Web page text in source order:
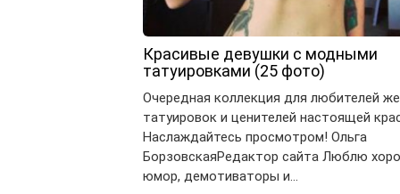
Красивые девушки с модными
татуировками (25 фото)
Очередная коллекция для любителей
татуировок и ценителей настоящей
Наслаждайтесь просмотром! Ольга
БорзовскаяРедактор сайта Люблю
юмор, демотиваторы и…